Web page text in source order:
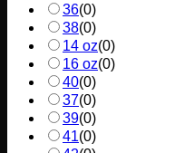
36(0)
38(0)
14 oz(0)
16 oz(0)
40(0)
37(0)
39(0)
41(0)